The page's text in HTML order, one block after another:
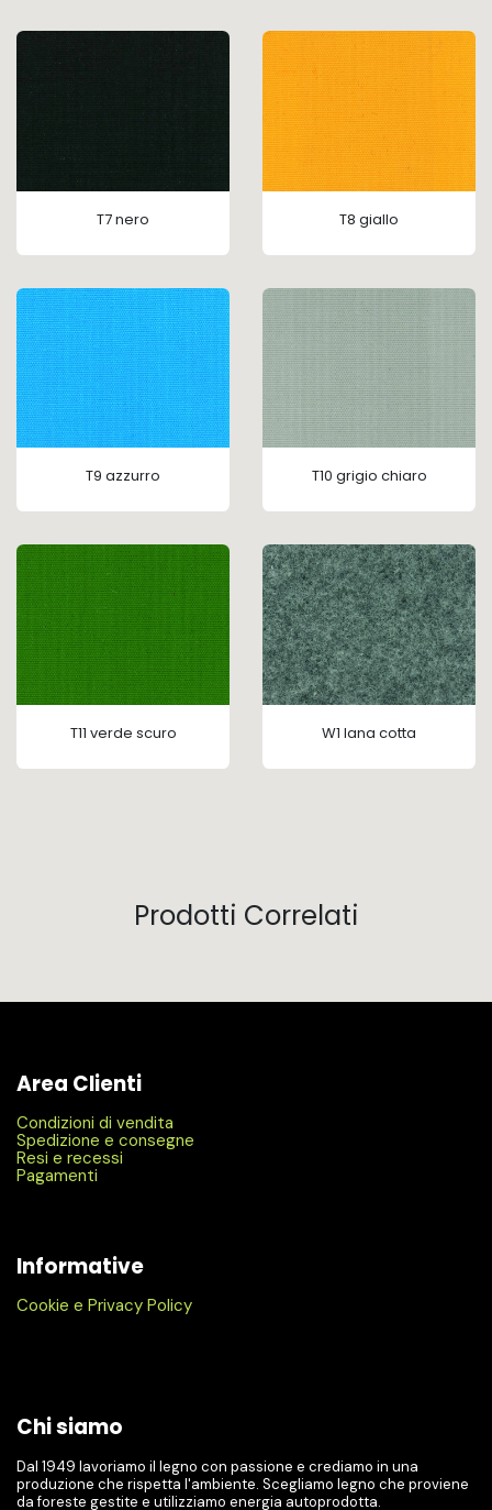
T7 nero T8 giallo
T9 azzurro T10 grigio chiaro
T11 verde scuro W1 lana cotta
Prodotti Correlati
Area Clienti
Condizioni di vendita
Spedizione e consegne
Resi e recessi
Pagamenti
Informative
Cookie e Privacy Policy
Chi siamo
Dal 1949 lavoriamo il legno con passione e crediamo in una
produzione che rispetta l'ambiente. Scegliamo legno che proviene
da foreste gestite e utilizziamo energia autoprodotta.